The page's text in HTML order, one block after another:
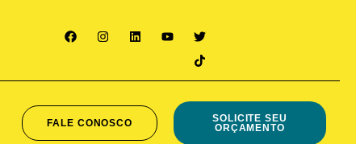
FALE CONOSCO
SOLICITE SEU
ORÇAMENTO